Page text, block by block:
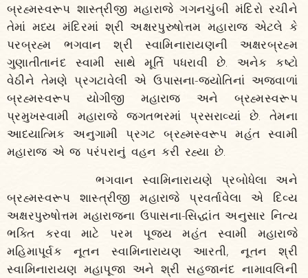
બ્રહ્મસ્વરૂપ શાસ્ત્રીજી મહારાજે ગગનચુંબી મંદિરો રચીને
તેમાં મધ્ય મંદિરમાં શ્રી અક્ષરપુરુષોત્તમ મહારાજ એટલે કે
પરબ્રહ્મ ભગવાન શ્રી સ્વામિનારાયણની અક્ષરબ્રહ્મ
ગુણાતીતાનંદ સ્વામી સાથે મૂર્તિ પધરાવી છે. અનેક કષ્ટો
વેઠીને તેમણે પ્રગટાવેલી એ ઉપાસના-જ્યોતિનાં અજવાળાં
બ્રહ્મસ્વરૂપ યોગીજી મહારાજ અને બ્રહ્મસ્વરૂપ
પ્રમુખસ્વામી મહારાજે જગતભરમાં પ્રસરાવ્યાં છે. તેમના
આધ્યાત્મિક અનુગામી પ્રગટ બ્રહ્મસ્વરૂપ મહંત સ્વામી
મહારાજ એ જ પરંપરાનું વહન કરી રહ્યા છે.
ભગવાન સ્વામિનારાયણે પ્રબોધેલા અને
બ્રહ્મસ્વરૂપ શાસ્ત્રીજી મહારાજે પ્રવર્તાવેલા એ દિવ્ય
અક્ષરપુરુષોત્તમ મહારાજના ઉપાસના-સિદ્ધાંત અનુસાર નિત્ય
ભક્તિ કરવા માટે પરમ પૂજ્ય મહંત સ્વામી મહારાજે
મહિમાપૂર્વક નૂતન સ્વામિનારાયણ આરતી, નૂતન શ્રી
સ્વામિનારાયણ મહાપૂજા અને શ્રી સહજાનંદ નામાવલિની